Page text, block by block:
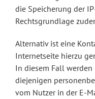
die Speicherung der
Rechtsgrundlage
Alternativ ist eine
Internetseite hierzu
In diesem Fall
diejenigen
vom Nutzer in der E-